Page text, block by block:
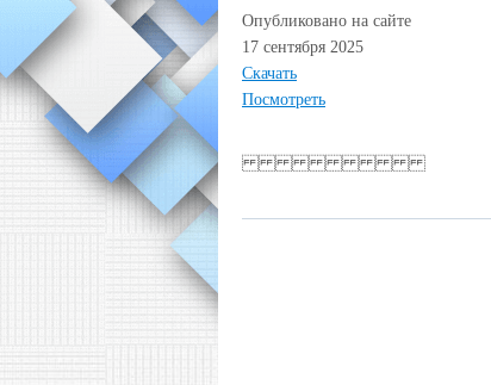
Опубликовано на сайте
17 сентября 2025
Скачать
Посмотреть